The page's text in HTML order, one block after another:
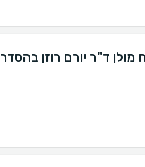
ד"ר יורם רוזן בהסדר